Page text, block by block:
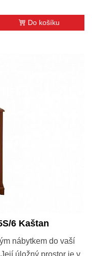
Do košíku
6 Kaštan
nábytkem do vaší
úložný prostor je v